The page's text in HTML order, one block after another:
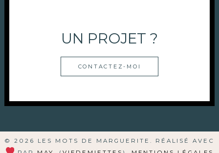
UN PROJET ?
CONTACTEZ-MOI
© 2026 LES MOTS DE MARGUERITE. RÉALISÉ AVEC